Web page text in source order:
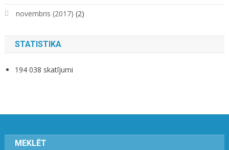
novembris (2017) (2)
STATISTIKA
194 038 skatījumi
MEKLĒT